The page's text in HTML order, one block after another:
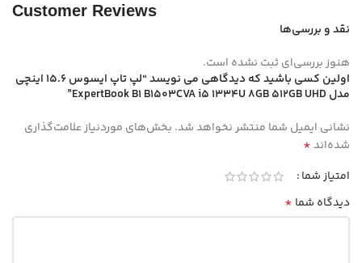
Customer Reviews
نقد و بررسی‌ها
هنوز بررسی‌ای ثبت نشده است.
اولین کسی باشید که دیدگاهی می نویسد “لپ تاپ ایسوس 15.6 اینچی
مدل ExpertBook B1 B1503CVA i5 1334U 8GB 512GB UHD”
نشانی ایمیل شما منتشر نخواهد شد. بخش‌های موردنیاز علامت‌گذاری
شده‌اند*
امتیاز شما
دیدگاه شما *